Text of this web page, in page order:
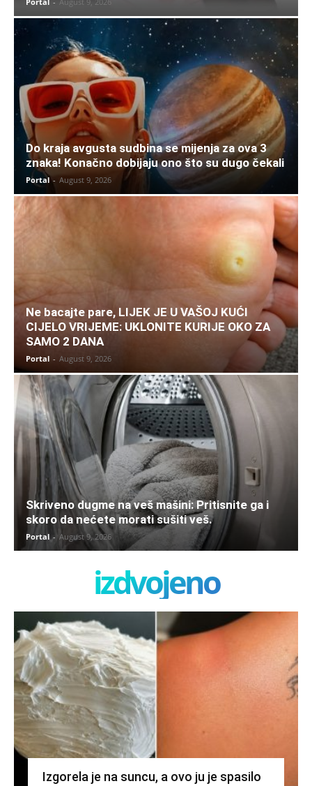
Do kraja avgusta sudbina se mijenja za ova 3
znaka! Konačno dobijaju ono što su dugo čekali
Portal - August 9, 2026
Ne bacajte pare, LIJEK JE U VAŠOJ KUĆI
CIJELO VRIJEME: UKLONITE KURIJE OKO ZA
SAMO 2 DANA
Portal - August 9, 2026
Skriveno dugme na veš mašini: Pritisnite ga i
skoro da nećete morati sušiti veš.
Portal - August 9, 2026
izdvojeno
Izgorela je na suncu, a ovo ju je spasilo